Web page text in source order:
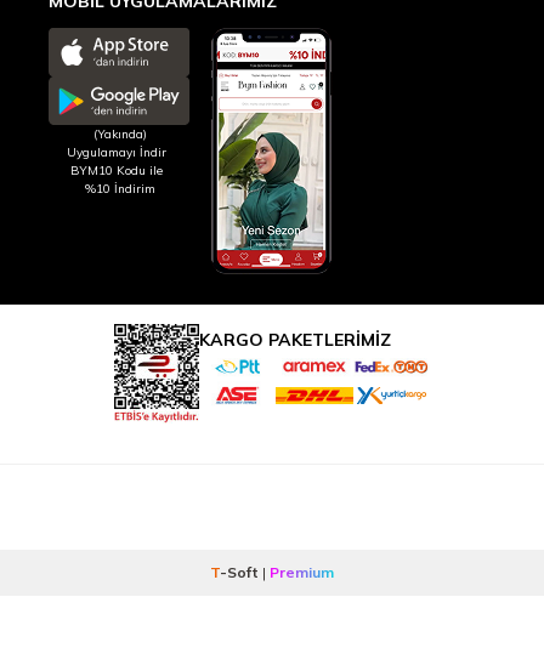
(Yakında)
Uygulamayı İndir
BYM10 Kodu ile
%10 İndirim
KARGO PAKETLERİMİZ
T-Soft | Premium